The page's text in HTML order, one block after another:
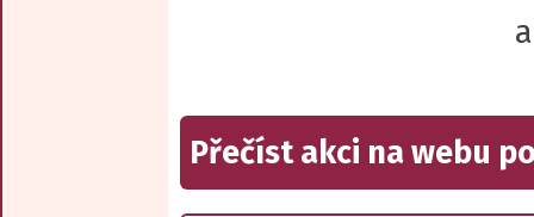
Přečíst akci na webu